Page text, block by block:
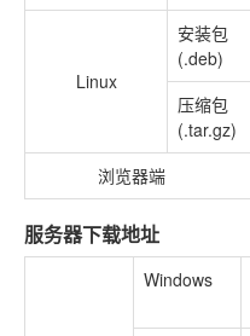
Linux
安装包
(.deb)
压缩包
(.tar.gz)
浏览器端
服务器下载地址
Windows